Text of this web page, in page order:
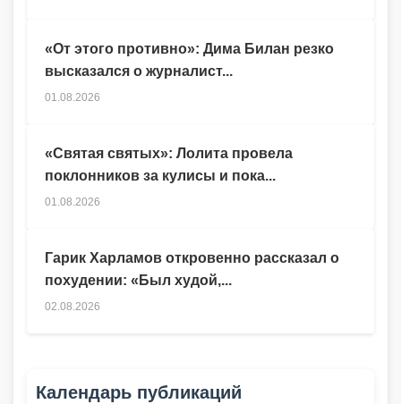
Гарик Харламов откровенно рассказал о
похудении: «Был худой,...
02.08.2026
«От этого противно»: Дима Билан резко
высказался о журналист...
01.08.2026
«Святая святых»: Лолита провела
поклонников за кулисы и пока...
01.08.2026
Календарь публикаций